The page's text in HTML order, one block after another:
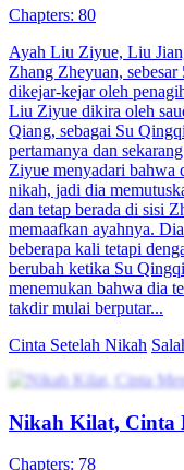
Bayi LucuRomansa
Nikah Dulu Cinta
87 Episodes
Salma pura-pura jadi
mempermalukan
langsun...Tonton Nikah
NetShort. Temukan
Cinta Setelah Menikah
Cinta Setelah Nikah
mencintai orang lain.
me...Tonton Cinta
lebih banyak drama